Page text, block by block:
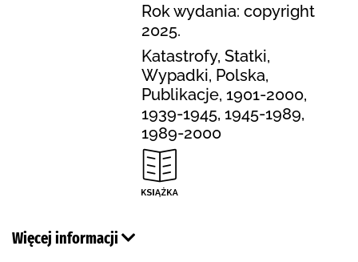
Rok wydania: copyright
2025.
Katastrofy, Statki,
Wypadki, Polska,
Publikacje, 1901-2000,
1939-1945, 1945-1989,
1989-2000
Więcej informacji